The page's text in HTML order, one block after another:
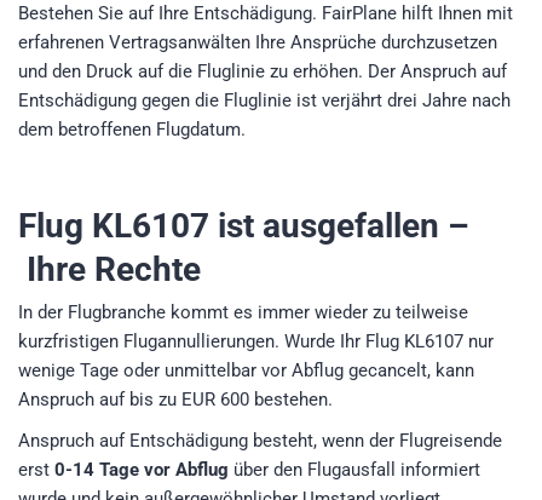
Bestehen Sie auf Ihre Entschädigung. FairPlane hilft Ihnen mit
erfahrenen Vertragsanwälten Ihre Ansprüche durchzusetzen
und den Druck auf die Fluglinie zu erhöhen. Der Anspruch auf
Entschädigung gegen die Fluglinie ist verjährt drei Jahre nach
dem betroffenen Flugdatum.
Flug KL6107 ist ausgefallen –
Ihre Rechte
In der Flugbranche kommt es immer wieder zu teilweise
kurzfristigen Flugannullierungen. Wurde Ihr Flug KL6107 nur
wenige Tage oder unmittelbar vor Abflug gecancelt, kann
Anspruch auf bis zu EUR 600 bestehen.
Anspruch auf Entschädigung besteht, wenn der Flugreisende
erst 0-14 Tage vor Abflug über den Flugausfall informiert